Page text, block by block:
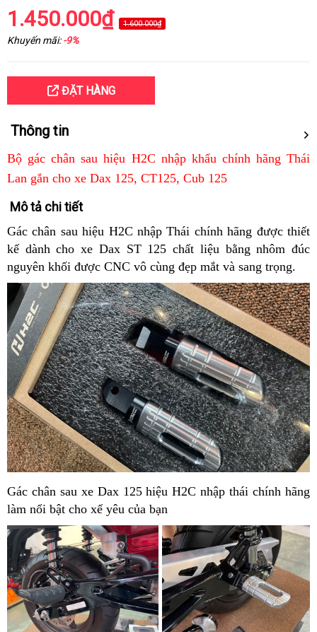
1.450.000₫ 1.600.000₫
Khuyến mãi:-9%
ĐẶT HÀNG
Thông tin
Bộ gác chân sau hiệu H2C nhập khẩu chính hãng Thái
Lan gắn cho xe Dax 125, CT125, Cub 125
Mô tả chi tiết
Gác chân sau hiệu H2C nhập Thái chính hãng được thiết
kế dành cho xe Dax ST 125 chất liệu bằng nhôm đúc
nguyên khối được CNC vô cùng đẹp mắt và sang trọng.
Gác chân sau xe Dax 125 hiệu H2C nhập thái chính hãng
làm nổi bật cho xế yêu của bạn